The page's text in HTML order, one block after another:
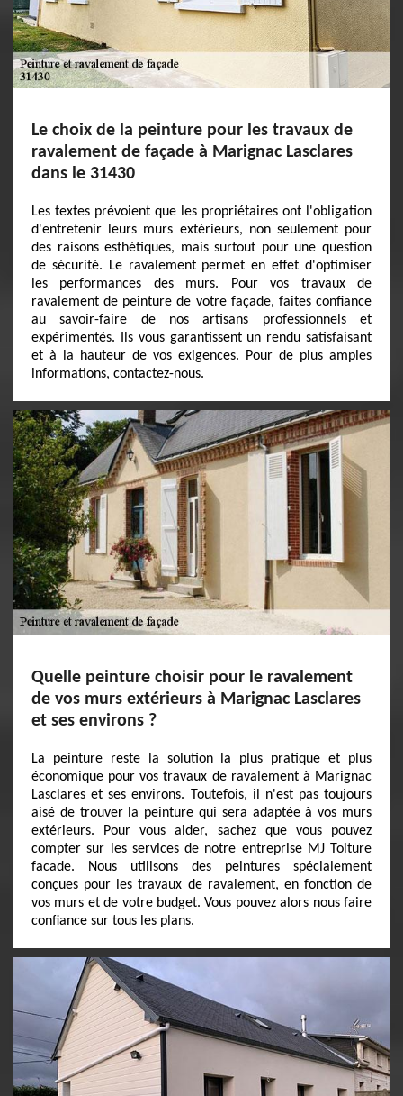
Le choix de la peinture pour les travaux de
ravalement de façade à Marignac Lasclares
dans le 31430
Les textes prévoient que les propriétaires ont l'obligation
d'entretenir leurs murs extérieurs, non seulement pour
des raisons esthétiques, mais surtout pour une question
de sécurité. Le ravalement permet en effet d'optimiser
les performances des murs. Pour vos travaux de
ravalement de peinture de votre façade, faites confiance
au savoir-faire de nos artisans professionnels et
expérimentés. Ils vous garantissent un rendu satisfaisant
et à la hauteur de vos exigences. Pour de plus amples
informations, contactez-nous.
Quelle peinture choisir pour le ravalement
de vos murs extérieurs à Marignac Lasclares
et ses environs ?
La peinture reste la solution la plus pratique et plus
économique pour vos travaux de ravalement à Marignac
Lasclares et ses environs. Toutefois, il n'est pas toujours
aisé de trouver la peinture qui sera adaptée à vos murs
extérieurs. Pour vous aider, sachez que vous pouvez
compter sur les services de notre entreprise MJ Toiture
facade. Nous utilisons des peintures spécialement
conçues pour les travaux de ravalement, en fonction de
vos murs et de votre budget. Vous pouvez alors nous faire
confiance sur tous les plans.